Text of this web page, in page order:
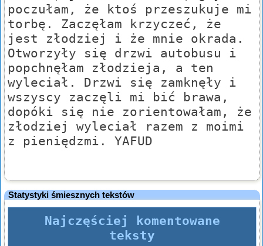
poczułam, że ktoś przeszukuje mi
torbę. Zaczęłam krzyczeć, że
jest złodziej i że mnie okrada.
Otworzyły się drzwi autobusu i
popchnęłam złodzieja, a ten
wyleciał. Drzwi się zamknęły i
wszyscy zaczęli mi bić brawa,
dopóki się nie zorientowałam, że
złodziej wyleciał razem z moimi
z pieniędzmi. YAFUD
Statystyki śmiesznych tekstów
Najczęściej komentowane
teksty